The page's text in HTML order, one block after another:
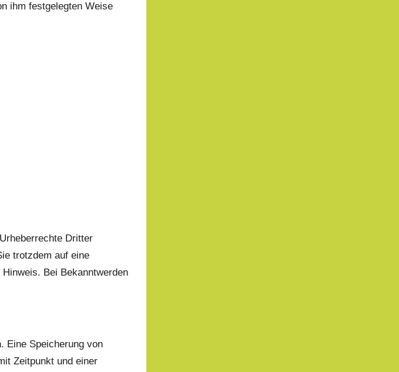
ihm festgelegten Weise
Dritter
trotzdem auf eine
Bei Bekanntwerden
Eine Speicherung von
Zeitpunkt und einer